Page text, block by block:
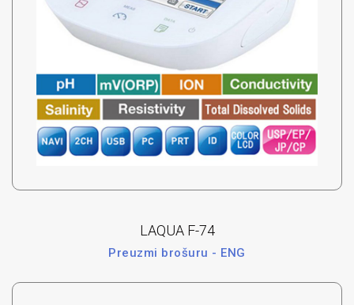
LAQUA F-74
Preuzmi brošuru - ENG